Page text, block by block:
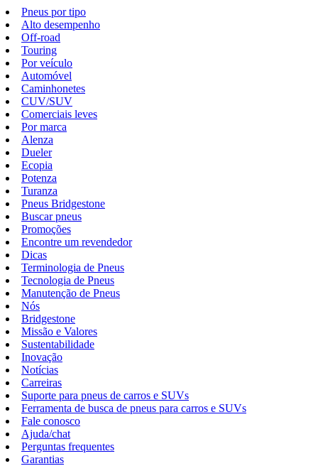
Pneus por tipo
Alto desempenho
Off-road
Touring
Por veículo
Automóvel
Caminhonetes
CUV/SUV
Comerciais leves
Por marca
Alenza
Dueler
Ecopia
Potenza
Turanza
Pneus Bridgestone
Buscar pneus
Promoções
Encontre um revendedor
Dicas
Terminologia de Pneus
Tecnologia de Pneus
Manutenção de Pneus
Nós
Bridgestone
Missão e Valores
Sustentabilidade
Inovação
Notícias
Carreiras
Suporte para pneus de carros e SUVs
Ferramenta de busca de pneus para carros e SUVs
Fale conosco
Ajuda/chat
Perguntas frequentes
Garantias